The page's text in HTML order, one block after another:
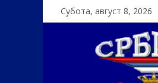
Субота, август 8, 2026